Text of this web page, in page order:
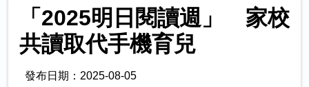
「2025明日閱讀週」 家校
共讀取代手機育兒
發布日期：2025-08-05